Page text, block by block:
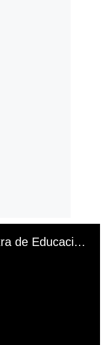
Declaraciones de la ministra de Educación, Magnet Márquez